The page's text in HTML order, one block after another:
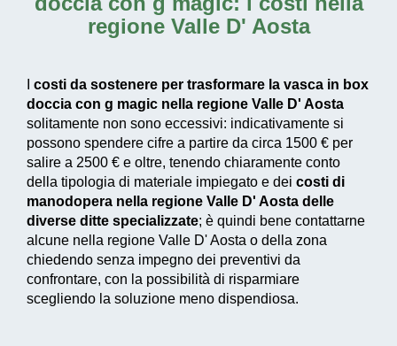
regione Valle D' Aosta
costi da sostenere per trasformare la vasca in box
doccia con g magic nella regione Valle D' Aosta
solitamente non sono eccessivi: indicativamente si
possono spendere cifre a partire da circa 1500 € per
salire a 2500 € e oltre, tenendo chiaramente conto
della tipologia di materiale impiegato e dei costi di
manodopera nella regione Valle D' Aosta delle
diverse ditte specializzate; è quindi bene contattarne
alcune nella regione Valle D' Aosta o della zona
chiedendo senza impegno dei preventivi da
confrontare, con la possibilità di risparmiare
scegliendo la soluzione meno dispendiosa.